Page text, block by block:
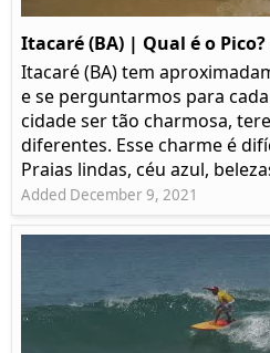
Itacaré (BA) | Qual é o Pico?
Itacaré (BA) tem
e se perguntarmos para
cidade ser tão charmosa,
diferentes. Esse charme é
Praias lindas, céu azul,
Added December 9, 2021